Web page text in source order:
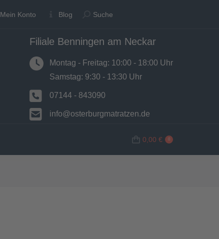
Mein Konto Blog Suche:
Suche
Filiale Benningen am Neckar
Montag - Freitag: 10:00 - 18:00 Uhr
Samstag: 9:30 - 13:30 Uhr
07144 - 843090
info@osterburgmatratzen.de
0,00 € 0
Mein Konto Blog Suche:
Suche
BETTWAREN SHOP 0,00